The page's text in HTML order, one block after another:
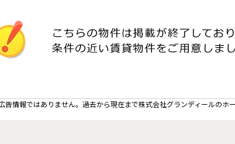
情報ではありません。過去から現在まで株式会社グランディールのホ